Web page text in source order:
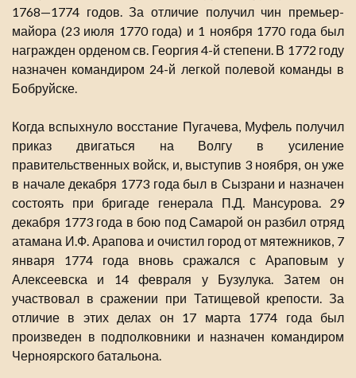
1768—1774 годов. За отличие получил чин премьер-
майора (23 июля 1770 года) и 1 ноября 1770 года был
награжден орденом св. Георгия 4-й степени. В 1772 году
назначен командиром 24-й легкой полевой команды в
Бобруйске.
Когда вспыхнуло восстание Пугачева, Муфель получил
приказ двигаться на Волгу в усиление
правительственных войск, и, выступив 3 ноября, он уже
в начале декабря 1773 года был в Сызрани и назначен
состоять при бригаде генерала П.Д. Мансурова. 29
декабря 1773 года в бою под Самарой он разбил отряд
атамана И.Ф. Арапова и очистил город от мятежников, 7
января 1774 года вновь сражался с Араповым у
Алексеевска и 14 февраля у Бузулука. Затем он
участвовал в сражении при Татищевой крепости. За
отличие в этих делах он 17 марта 1774 года был
произведен в подполковники и назначен командиром
Черноярского батальона.